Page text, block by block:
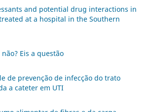
and potential drug interactions in
at a hospital in the Southern
Eis a questão
de prevenção de infecção do trato
a cateter em UTI